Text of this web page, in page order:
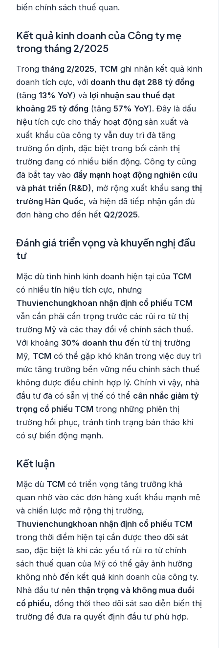
biến chính sách thuế quan.
Kết quả kinh doanh của Công ty mẹ
trong tháng 2/2025
Trongtháng 2/2025, TCM ghi nhận kết quả kinh
doanh tích cực, với doanh thu đạt 288 tỷ đồng
(tăng 13% YoY) và lợi nhuận sau thuế đạt
khoảng 25 tỷ đồng (tăng57% YoY). Đây là dấu
hiệu tích cực cho thấy hoạt động sản xuất và
xuất khẩu của công ty vẫn duy trì đà tăng
trưởng ổn định, đặc biệt trong bối cảnh thị
trường đang có nhiều biến động. Công ty cũng
đã bắt tay vàođẩy mạnh hoạt động nghiên cứu
và phát triển (R&D), mở rộng xuất khẩu sangthị
trường Hàn Quốc, và hiện đã tiếp nhận gần đủ
đơn hàng cho đến hết Q2/2025.
Đánh giá triển vọng và khuyến nghị đầu
tư
Mặc dù tình hình kinh doanh hiện tại của TCM
có nhiều tín hiệu tích cực, nhưng
Thuvienchungkhoan nhận định cổ phiếu TCM
vẫn cần phải cẩn trọng trước các rủi ro từ thị
trường Mỹ và các thay đổi về chính sách thuế.
Với khoảng 30% doanh thu đến từ thị trường
Mỹ, TCM có thể gặp khó khăn trong việc duy trì
mức tăng trưởng bền vững nếu chính sách thuế
không được điều chỉnh hợp lý. Chính vì vậy, nhà
đầu tư đã có sẵn vị thế có thể cân nhắc giảm tỷ
trọng cổ phiếu TCM trong những phiên thị
trường hồi phục, tránh tình trạng bán tháo khi
có sự biến động mạnh.
Kết luận
Mặc dù TCM có triển vọng tăng trưởng khả
quan nhờ vào các đơn hàng xuất khẩu mạnh mẽ
và chiến lược mở rộng thị trường,
Thuvienchungkhoan nhận định cổ phiếu TCM
trong thời điểm hiện tại cần được theo dõi sát
sao, đặc biệt là khi các yếu tố rủi ro từ chính
sách thuế quan của Mỹ có thể gây ảnh hưởng
không nhỏ đến kết quả kinh doanh của công ty.
Nhà đầu tư nênthận trọng và không mua đuổi
cổ phiếu, đồng thời theo dõi sát sao diễn biến thị
trường để đưa ra quyết định đầu tư phù hợp.